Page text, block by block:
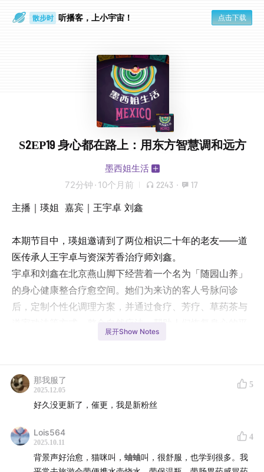
散步时 听播客，上小宇宙！ 点击下载
S2EP19 身心都在路上：用东方智慧调和远方
墨西姐生活
72分钟 · 10个月前 2243 · 17
主播｜瑛姐 嘉宾｜王宇卓 刘鑫
本期节目中，瑛姐邀请到了两位相识二十年的老友——道
医传承人王宇卓与资深芳香治疗师刘鑫。
宇卓和刘鑫在北京燕山脚下经营着一个名为「随园山养」
的身心健康整合疗愈空间。她们为来访的客人号脉问诊
后，定制个性化调理方案，并通过食疗、芳疗、草药茶与
家聊聊在旅行或旅居过程中，如何通过简单的小方法，让
身体与环境更快地达成和谐。
当我们抵达一个全新的地方，气候的变化、饮食的差异、
些小不适。那么，有哪些蕴含东方智慧的小窍门，能帮助
我们更自然地融入当地生活，让旅途更舒适？
展开Show Notes
那我服了
2025.12.05
5
好久没更新了，催更，我是新粉丝
Lois564
2025.10.11
4
背景声好治愈，猫咪叫，蛐蛐叫，很舒服，也学到很多。我